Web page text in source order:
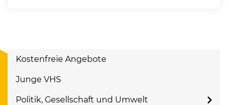
Kostenfreie Angebote
Junge VHS
Politik, Gesellschaft und Umwelt